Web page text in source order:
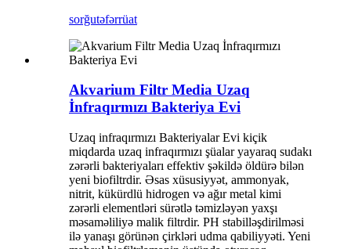
sorğutəfərrüat
Akvarium Filtr Media Uzaq
İnfraqırmızı Bakteriya Evi
Uzaq infraqırmızı Bakteriyalar Evi kiçik
miqdarda uzaq infraqırmızı şüalar yayaraq sudakı
zərərli bakteriyaları effektiv şəkildə öldürə bilən
yeni biofiltrdir. Əsas xüsusiyyət, ammonyak,
nitrit, kükürdlü hidrogen və ağır metal kimi
zərərli elementləri sürətlə təmizləyən yaxşı
məsaməliliyə malik filtrdir. PH stabilləşdirilməsi
ilə yanaşı görünən çirkləri udma qabiliyyəti. Yeni